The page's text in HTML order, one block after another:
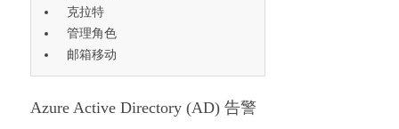
克拉特
管理角色
邮箱移动
Azure Active Directory (AD) 告警